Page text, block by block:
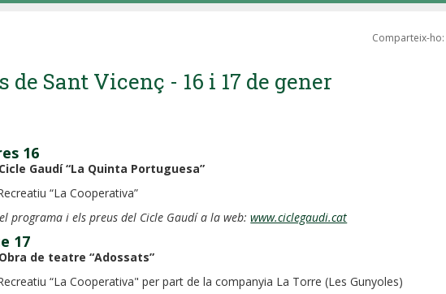
Comparteix-ho:
de Sant Vicenç - 16 i 17 de gener
16
Gaudí “La Quinta Portuguesa”
“La Cooperativa”
programa i els preus del Cicle Gaudí a la web:www.ciclegaudi.cat
17
de teatre “Adossats”
“La Cooperativa" per part de la companyia La Torre (Les Gunyoles)